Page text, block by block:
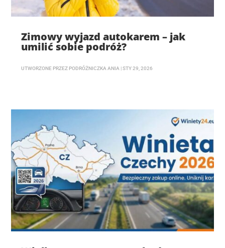
Zimowy wyjazd autokarem – jak
umilić sobie podróż?
UTWORZONE PRZEZ PODRÓŻNICZKA ANIA |STY 29, 2026